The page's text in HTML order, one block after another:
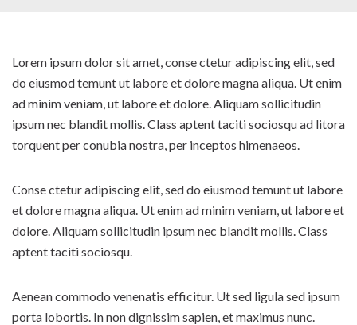
Lorem ipsum dolor sit amet, conse ctetur adipiscing elit, sed
do eiusmod temunt ut labore et dolore magna aliqua. Ut enim
ad minim veniam, ut labore et dolore. Aliquam sollicitudin
ipsum nec blandit mollis. Class aptent taciti sociosqu ad litora
torquent per conubia nostra, per inceptos himenaeos.
Conse ctetur adipiscing elit, sed do eiusmod temunt ut labore
et dolore magna aliqua. Ut enim ad minim veniam, ut labore et
dolore. Aliquam sollicitudin ipsum nec blandit mollis. Class
aptent taciti sociosqu.
Aenean commodo venenatis efficitur. Ut sed ligula sed ipsum
porta lobortis. In non dignissim sapien, et maximus nunc.